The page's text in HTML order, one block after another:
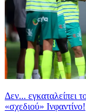
Δεν... εγκαταλείπει
«σχεδιού» Ινφαντίνο!